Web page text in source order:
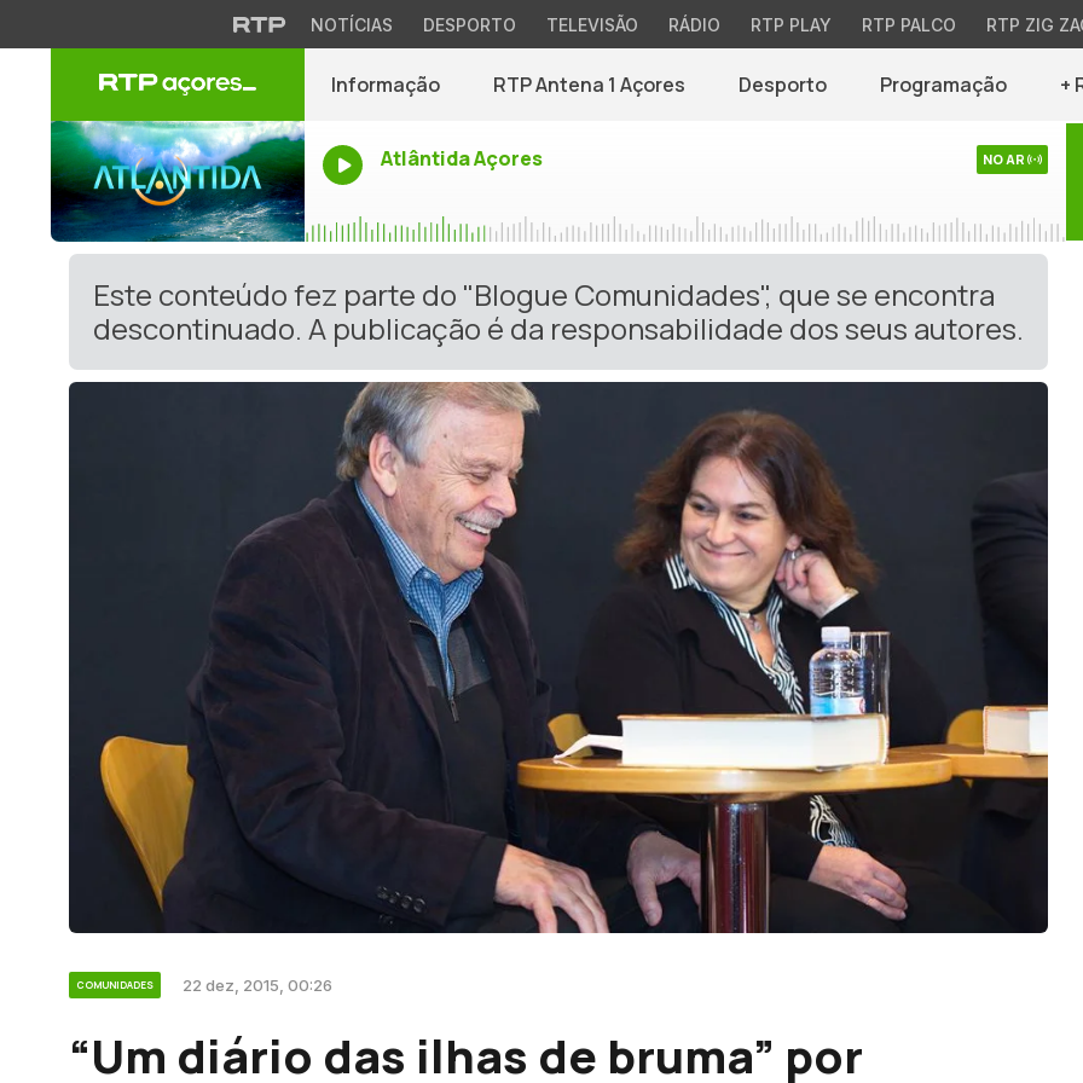
NOTÍCIAS DESPORTO TELEVISÃO RÁDIO RTP PLAY RTP PALCO RTP ZIG
Informação RTP Antena 1 Açores Desporto Programação +
Atlântida Açores NO AR
Este conteúdo fez parte do "Blogue Comunidades", que se encontra
descontinuado. A publicação é da responsabilidade dos seus autores.
COMUNIDADES 22 dez, 2015, 00:26
“Um diário das ilhas de bruma” por